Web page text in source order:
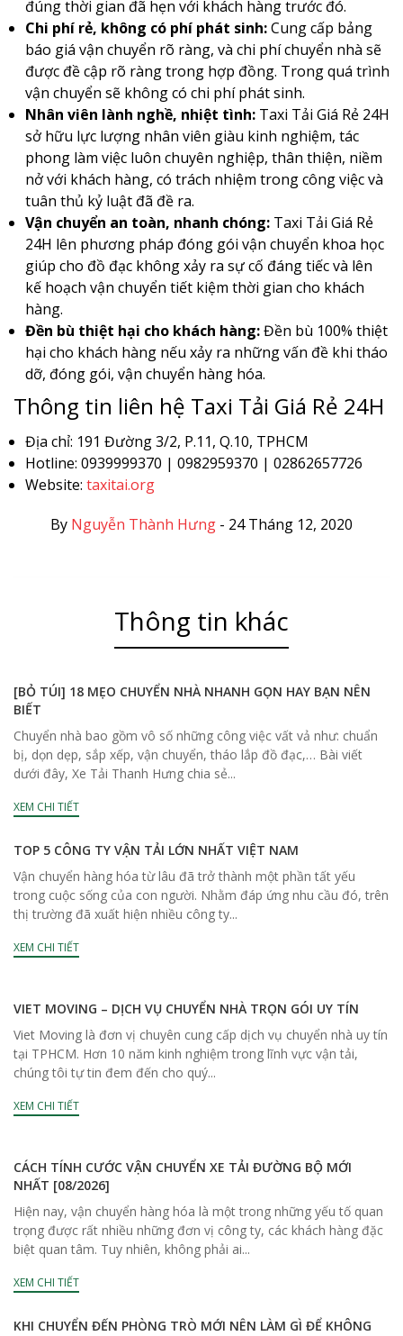
đúng thời gian đã hẹn với khách hàng trước đó.
Chi phí rẻ, không có phí phát sinh:Cung cấp bảng
báo giá vận chuyển rõ ràng, và chi phí chuyển nhà sẽ
được đề cập rõ ràng trong hợp đồng. Trong quá trình
vận chuyển sẽ không có chi phí phát sinh.
Nhân viên lành nghề, nhiệt tình: Taxi Tải Giá Rẻ 24H
sở hữu lực lượng nhân viên giàu kinh nghiệm, tác
phong làm việc luôn chuyên nghiệp, thân thiện, niềm
nở với khách hàng, có trách nhiệm trong công việc và
tuân thủ kỷ luật đã đề ra.
Vận chuyển an toàn, nhanh chóng:Taxi Tải Giá Rẻ
24H lên phương pháp đóng gói vận chuyển khoa học
giúp cho đồ đạc không xảy ra sự cố đáng tiếc và lên
kế hoạch vận chuyển tiết kiệm thời gian cho khách
hàng.
Đền bù thiệt hại cho khách hàng:Đền bù 100% thiệt
hại cho khách hàng nếu xảy ra những vấn đề khi tháo
dỡ, đóng gói, vận chuyển hàng hóa.
Thông tin liên hệ Taxi Tải Giá Rẻ 24H
Địa chỉ: 191 Đường 3/2, P.11, Q.10, TPHCM
Hotline: 0939999370 | 0982959370 | 02862657726
Website: taxitai.org
By Nguyễn Thành Hưng - 24 Tháng 12, 2020
Thông tin khác
[BỎ TÚI] 18 MẸO CHUYỂN NHÀ NHANH GỌN HAY BẠN NÊN
BIẾT
Chuyển nhà bao gồm vô số những công việc vất vả như: chuẩn
bị, dọn dẹp, sắp xếp, vận chuyển, tháo lắp đồ đạc,… Bài viết
dưới đây, Xe Tải Thanh Hưng chia sẻ...
XEM CHI TIẾT
TOP 5 CÔNG TY VẬN TẢI LỚN NHẤT VIỆT NAM
Vận chuyển hàng hóa từ lâu đã trở thành một phần tất yếu
trong cuộc sống của con người. Nhằm đáp ứng nhu cầu đó, trên
thị trường đã xuất hiện nhiều công ty...
XEM CHI TIẾT
VIET MOVING – DỊCH VỤ CHUYỂN NHÀ TRỌN GÓI UY TÍN
Viet Moving là đơn vị chuyên cung cấp dịch vụ chuyển nhà uy tín
tại TPHCM. Hơn 10 năm kinh nghiệm trong lĩnh vực vận tải,
chúng tôi tự tin đem đến cho quý...
XEM CHI TIẾT
CÁCH TÍNH CƯỚC VẬN CHUYỂN XE TẢI ĐƯỜNG BỘ MỚI
NHẤT [08/2026]
Hiện nay, vận chuyển hàng hóa là một trong những yếu tố quan
trọng được rất nhiều những đơn vị công ty, các khách hàng đặc
biệt quan tâm. Tuy nhiên, không phải ai...
XEM CHI TIẾT
KHI CHUYỂN ĐẾN PHÒNG TRÒ MỚI NÊN LÀM GÌ ĐỂ KHÔNG